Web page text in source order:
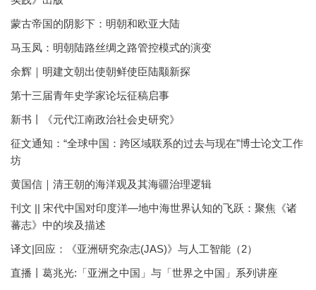
蒙古帝国的阴影下：明朝和欧亚大陆
马玉凤：明朝陆路丝绸之路管控模式的演变
余辉｜明建文朝出使朝鲜使臣陆颙新探
第十三届青年史学家论坛征稿启事
新书丨《元代江南政治社会史研究》
征文通知：“全球中国：跨区域联系的过去与现在”博士论文工作
坊
黄国信｜清王朝的海洋观及其海疆治理逻辑
刊文 || 宋代中国对印度洋—地中海世界认知的飞跃：聚焦《诸
蕃志》中的埃及描述
译文|回应：《亚洲研究杂志(JAS)》与人工智能（2）
直播丨葛兆光:「亚洲之中国」与「世界之中国」系列讲座